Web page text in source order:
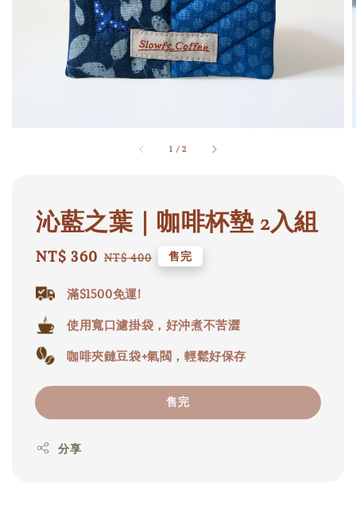
1 /2
沁藍之葉｜咖啡杯墊 2入組
Sale
NT$ 360 Regular
NT$ 400 售完
滿$1500免運!
使用寬口濾掛袋，好沖煮不苦澀
咖啡夾鏈豆袋+氣閥，輕鬆好保存
售完
分享